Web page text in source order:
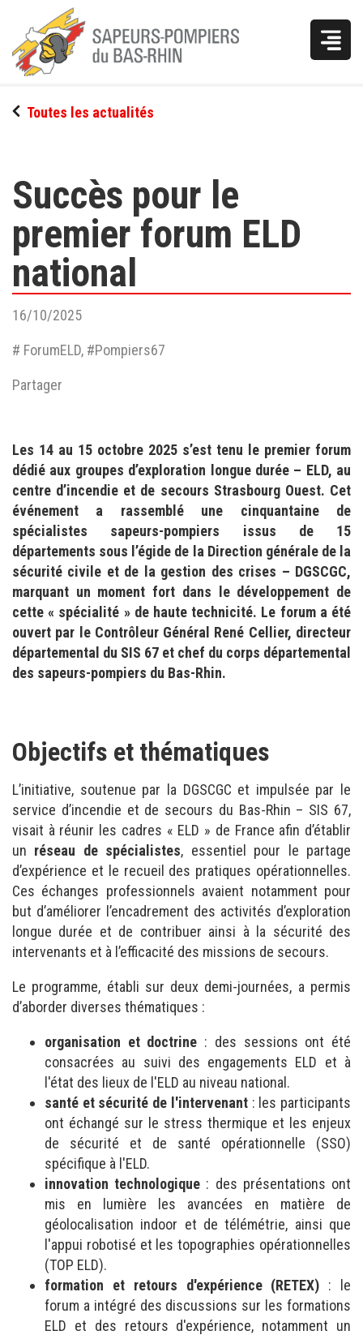
Vous
Toutes les actualités
Succès pour le
premier forum ELD
national
16/10/2025
# ForumELD, #Pompiers67
Partager
Les 14 au 15 octobre 2025 s’est tenu le premier forum
dédié aux groupes d’exploration longue durée – ELD, au
centre d’incendie et de secours Strasbourg Ouest. Cet
événement a rassemblé une cinquantaine de
spécialistes sapeurs-pompiers issus de 15
départements sous l’égide de la Direction générale de la
sécurité civile et de la gestion des crises – DGSCGC,
marquant un moment fort dans le développement de
cette « spécialité » de haute technicité. Le forum a été
ouvert par le Contrôleur Général René Cellier, directeur
départemental du SIS 67 et chef du corps départemental
des sapeurs-pompiers du Bas-Rhin.
Objectifs et thématiques
L’initiative, soutenue par la DGSCGC et impulsée par le
service d’incendie et de secours du Bas-Rhin – SIS 67,
visait à réunir les cadres « ELD » de France afin d’établir
un réseau de spécialistes, essentiel pour le partage
d’expérience et le recueil des pratiques opérationnelles.
Ces échanges professionnels avaient notamment pour
but d’améliorer l’encadrement des activités d’exploration
longue durée et de contribuer ainsi à la sécurité des
intervenants et à l’efficacité des missions de secours.
Le programme, établi sur deux demi-journées, a permis
d’aborder diverses thématiques :
organisation et doctrine : des sessions ont été
consacrées au suivi des engagements ELD et à
l'état des lieux de l'ELD au niveau national.
santé et sécurité de l'intervenant: les participants
ont échangé sur le stress thermique et les enjeux
de sécurité et de santé opérationnelle (SSO)
spécifique à l'ELD.
innovation technologique : des présentations ont
mis en lumière les avancées en matière de
géolocalisation indoor et de télémétrie, ainsi que
l'appui robotisé et les topographies opérationnelles
(TOP ELD).
formation et retours d'expérience (RETEX) : le
forum a intégré des discussions sur les formations
ELD et des retours d'expérience, notamment un